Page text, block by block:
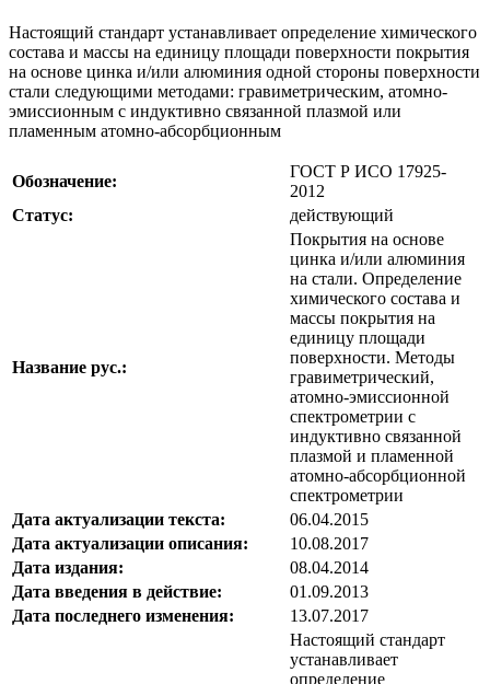
Настоящий стандарт устанавливает определение химического
состава и массы на единицу площади поверхности покрытия
на основе цинка и/или алюминия одной стороны поверхности
стали следующими методами: гравиметрическим, атомно-
эмиссионным с индуктивно связанной плазмой или
пламенным атомно-абсорбционным
Обозначение:
ГОСТ Р ИСО 17925-
2012
Статус:
действующий
Название рус.:
Покрытия на основе
цинка и/или алюминия
на стали. Определение
химического состава и
массы покрытия на
единицу площади
поверхности. Методы
гравиметрический,
атомно-эмиссионной
спектрометрии с
индуктивно связанной
плазмой и пламенной
атомно-абсорбционной
спектрометрии
Дата актуализации текста:
06.04.2015
Дата актуализации описания:
10.08.2017
Дата издания:
08.04.2014
Дата введения в действие:
01.09.2013
Дата последнего изменения:
13.07.2017
Настоящий стандарт
устанавливает
определение